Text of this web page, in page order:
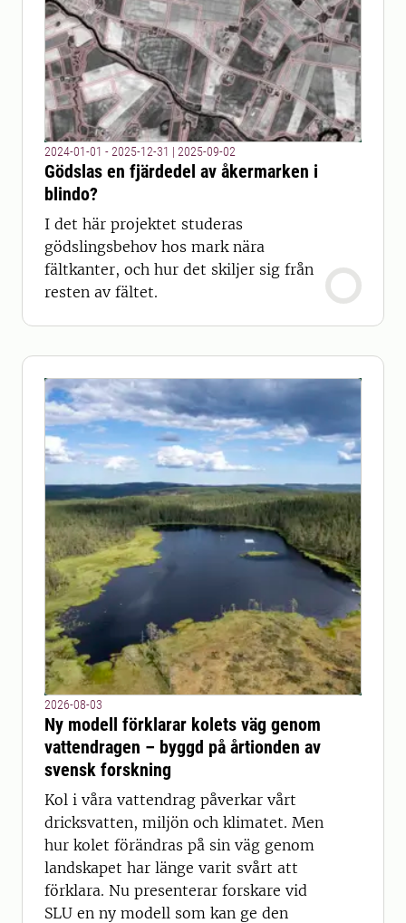
2024-01-01 - 2025-12-31 | 2025-09-02
Gödslas en fjärdedel av åkermarken i
blindo?
I det här projektet studeras
gödslingsbehov hos mark nära
fältkanter, och hur det skiljer sig från
resten av fältet.
2026-08-03
Ny modell förklarar kolets väg genom
vattendragen – byggd på årtionden av
svensk forskning
Kol i våra vattendrag påverkar vårt
dricksvatten, miljön och klimatet. Men
hur kolet förändras på sin väg genom
landskapet har länge varit svårt att
förklara. Nu presenterar forskare vid
SLU en ny modell som kan ge den